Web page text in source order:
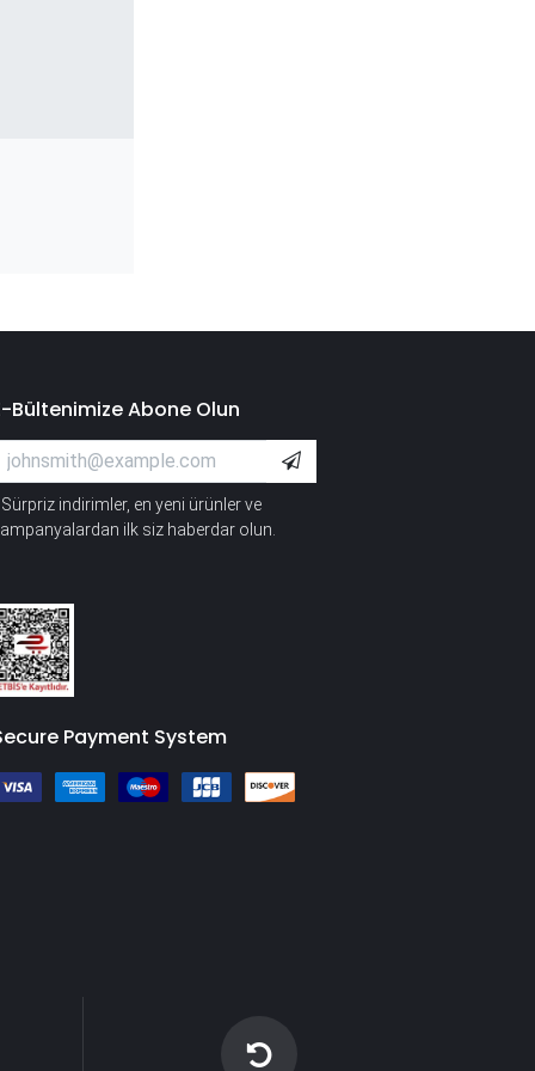
Bültenimize Abone Olun
Sürpriz indirimler, en yeni ürünler ve
ilk siz haberdar olun.
Payment System